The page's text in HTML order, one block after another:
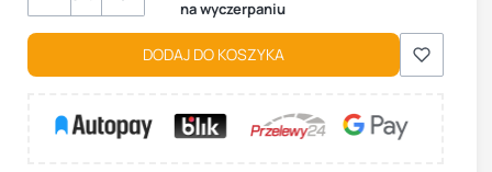
na wyczerpaniu
DODAJ DO KOSZYKA